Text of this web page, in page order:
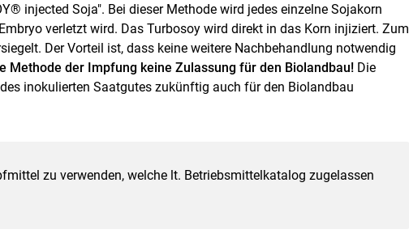
injected Soja". Bei dieser Methode wird jedes einzelne Sojakorn
verletzt wird. Das Turbosoy wird direkt in das Korn injiziert. Zum
Der Vorteil ist, dass keine weitere Nachbehandlung notwendig
Methode der Impfung keine Zulassung für den Biolandbau! Die
inokulierten Saatgutes zukünftig auch für den Biolandbau
zu verwenden, welche lt. Betriebsmittelkatalog zugelassen